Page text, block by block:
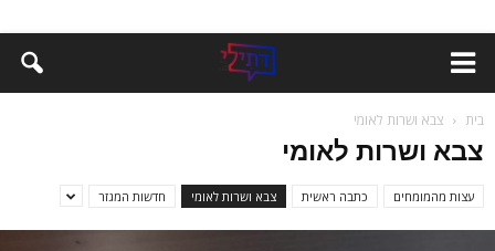
בית צבא ושרות לאומי
צבא ושרות לאומי
עצות מהמומחים כתבה ראשית צבא ושרות לאומי חדשות המגזר